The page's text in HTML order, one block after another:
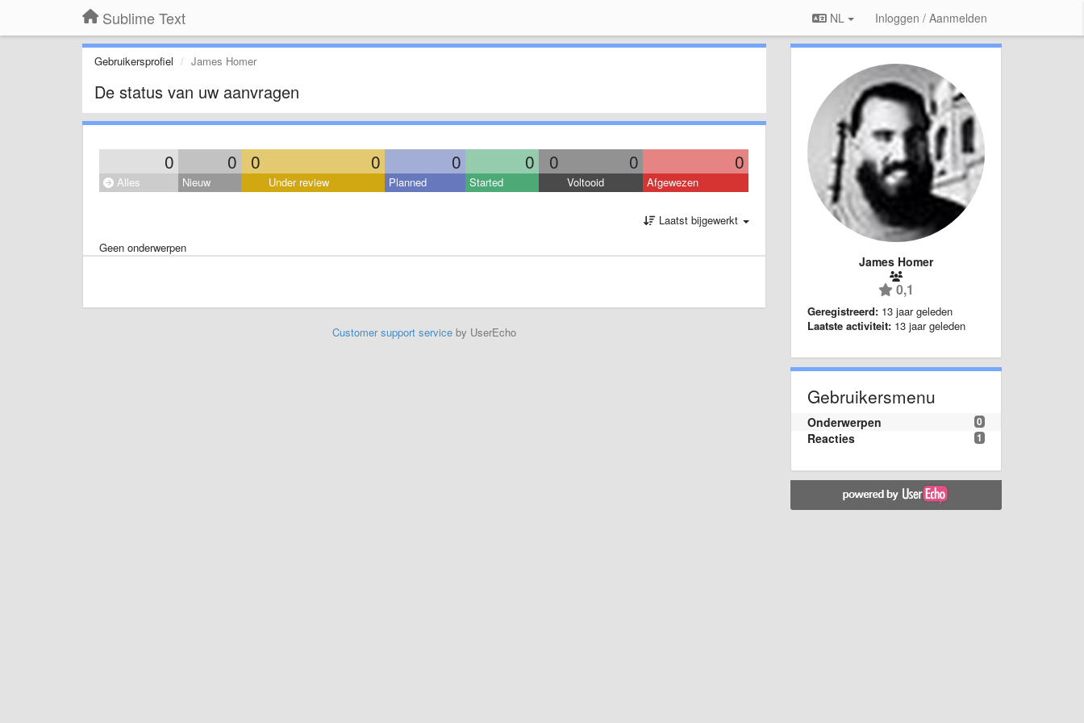
Sublime Text NL Inloggen / Aanmelden
Gebruikersprofiel James Homer
De status van uw aanvragen
0 0 0 0 0 0 0 0 0
Alles Nieuw Under review Planned Started Voltooid Afgewezen
Laatst bijgewerkt
Geen onderwerpen
Customer support serviceby UserEcho
James Homer
0,1
Geregistreerd: 13 jaar geleden
Laatste activiteit: 13 jaar geleden
Gebruikersmenu
0
Onderwerpen
1
Reacties